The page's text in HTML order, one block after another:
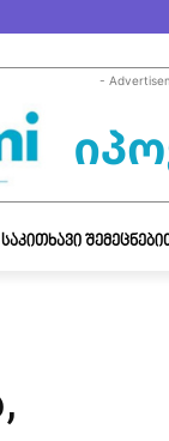
-
ᲡᲐᲙᲘᲗᲮᲐᲕᲘ